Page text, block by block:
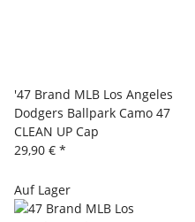
'47 Brand MLB Los Angeles
Dodgers Ballpark Camo 47
CLEAN UP Cap
29,90 € *
Auf Lager